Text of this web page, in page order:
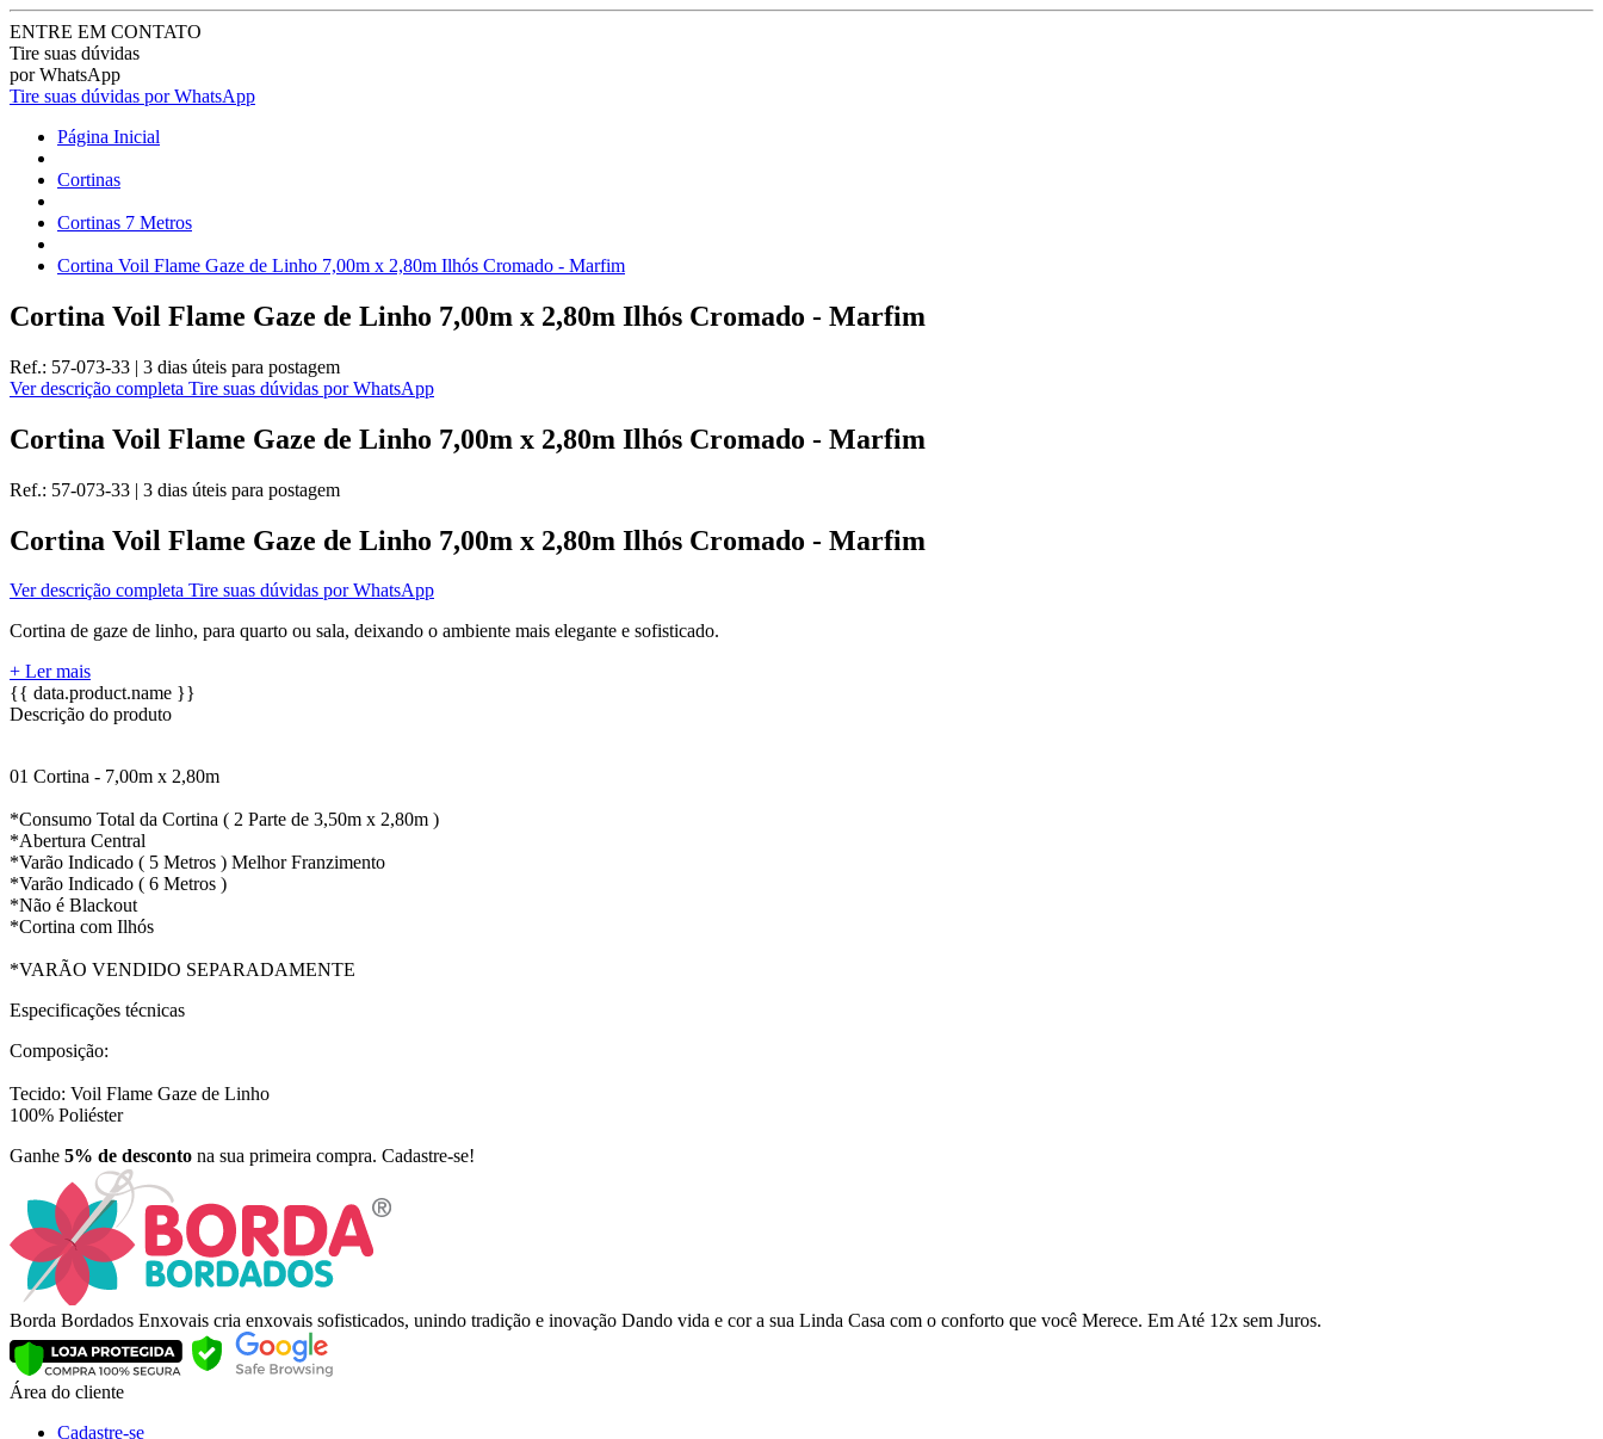
ENTRE EM CONTATO
Tire suas dúvidas
por WhatsApp
Tire suas dúvidas por WhatsApp
Página Inicial
Cortinas
Cortinas 7 Metros
Cortina Voil Flame Gaze de Linho 7,00m x 2,80m Ilhós Cromado - Marfim
Cortina Voil Flame Gaze de Linho 7,00m x 2,80m Ilhós Cromado - Marfim
Ref.: 57-073-33 | 3 dias úteis para postagem
Ver descrição completa Tire suas dúvidas por WhatsApp
Cortina Voil Flame Gaze de Linho 7,00m x 2,80m Ilhós Cromado - Marfim
Ref.: 57-073-33 | 3 dias úteis para postagem
Cortina Voil Flame Gaze de Linho 7,00m x 2,80m Ilhós Cromado - Marfim
Ver descrição completa Tire suas dúvidas por WhatsApp
Cortina de gaze de linho, para quarto ou sala, deixando o ambiente mais elegante e sofisticado.
+ Ler mais
{{ data.product.name }}
Descrição do produto
01 Cortina - 7,00m x 2,80m
*Consumo Total da Cortina ( 2 Parte de 3,50m x 2,80m )
*Abertura Central
*Varão Indicado ( 5 Metros ) Melhor Franzimento
*Varão Indicado ( 6 Metros )
*Não é Blackout
*Cortina com Ilhós
*VARÃO VENDIDO SEPARADAMENTE
Especificações técnicas
Composição:
Tecido: Voil Flame Gaze de Linho
100% Poliéster
Ganhe 5% de desconto na sua primeira compra. Cadastre-se!
Borda Bordados Enxovais cria enxovais sofisticados, unindo tradição e inovação Dando vida e cor a sua Linda Casa com o conforto que você Merece. Em Até 12x sem Juros.
Área do cliente
Cadastre-se